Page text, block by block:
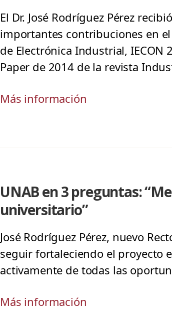
El Dr. José Rodríguez Pérez
importantes contribuciones en
de Electrónica Industrial,
Paper de 2014 de la revista
Más información
UNAB en 3 preguntas:
universitario”
José Rodríguez Pérez, nuevo
seguir fortaleciendo el proyecto
activamente de todas las
Más información